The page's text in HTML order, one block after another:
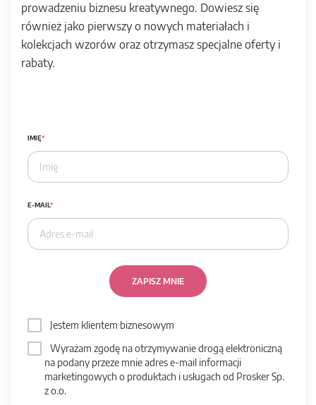
prowadzeniu biznesu kreatywnego. Dowiesz się
również jako pierwszy o nowych materiałach i
kolekcjach wzorów oraz otrzymasz specjalne oferty i
rabaty.
IMIĘ
E-MAIL
ZAPISZ MNIE
Jestem klientem biznesowym
Wyrażam zgodę na otrzymywanie drogą elektroniczną
na podany przeze mnie adres e-mail informacji
marketingowych o produktach i usługach od Prosker Sp.
z o.o.